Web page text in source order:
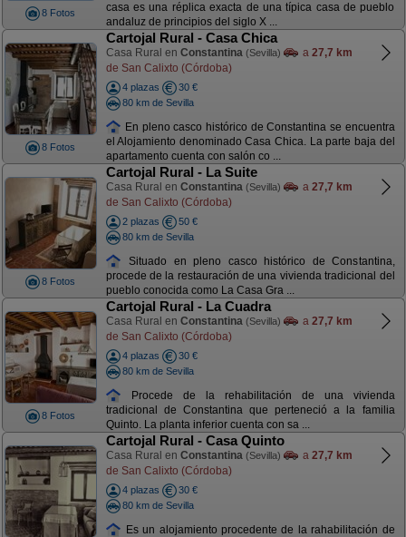
8 Fotos
casa es una réplica exacta de una típica casa de pueblo
andaluz de principios del siglo X ...
8 Fotos
Cartojal Rural - Casa Chica
Casa Rural en Constantina (Sevilla) a 27,7 km
de San Calixto (Córdoba)
4 plazas
30 €
80 km de Sevilla
En pleno casco histórico de Constantina se encuentra
el Alojamiento denominado Casa Chica. La parte baja del
apartamento cuenta con salón co ...
8 Fotos
Cartojal Rural - La Suite
Casa Rural en Constantina (Sevilla) a 27,7 km
de San Calixto (Córdoba)
2 plazas
50 €
80 km de Sevilla
Situado en pleno casco histórico de Constantina,
procede de la restauración de una vivienda tradicional del
pueblo conocida como La Casa Gra ...
8 Fotos
Cartojal Rural - La Cuadra
Casa Rural en Constantina (Sevilla) a 27,7 km
de San Calixto (Córdoba)
4 plazas
30 €
80 km de Sevilla
Procede de la rehabilitación de una vivienda
tradicional de Constantina que perteneció a la familia
Quinto. La planta inferior cuenta con sa ...
Cartojal Rural - Casa Quinto
Casa Rural en Constantina (Sevilla) a 27,7 km
de San Calixto (Córdoba)
4 plazas
30 €
80 km de Sevilla
Es un alojamiento procedente de la rahabilitación de